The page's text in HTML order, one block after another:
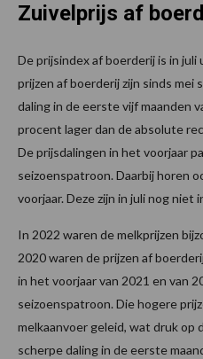
Zuivelprijs af
De prijsindex af boerderij is in
prijzen af boerderij zijn sinds mei
daling in de eerste vijf maanden
procent lager dan de absolute
De prijsdalingen in het voorjaar
seizoenspatroon. Daarbij horen
voorjaar. Deze zijn in juli nog niet
In 2022 waren de melkprijzen
2020 waren de prijzen af
in het voorjaar van 2021 en van
seizoenspatroon. Die hogere
melkaanvoer geleid, wat druk op
scherpe daling in de eerste